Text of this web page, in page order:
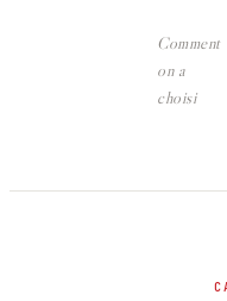
Comment
on a
choisi